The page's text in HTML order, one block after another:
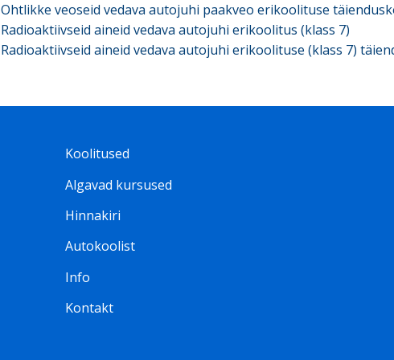
Ohtlikke veoseid vedava autojuhi paakveo erikoolituse
Radioaktiivseid aineid vedava autojuhi erikoolitus (klass 7)
Radioaktiivseid aineid vedava autojuhi erikoolituse (klass 7)
Footer
menu
ET
Koolitused
Algavad kursused
Hinnakiri
Autokoolist
Info
Kontakt